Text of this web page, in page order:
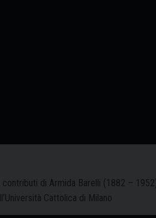
di Armida Barelli (1882 –
Cattolica di Milano